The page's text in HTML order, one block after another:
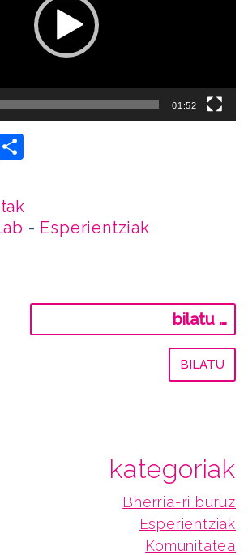
01:52
- Esperientziak
kategoriak
Bherria-ri buruz
Esperientziak
Komunitatea